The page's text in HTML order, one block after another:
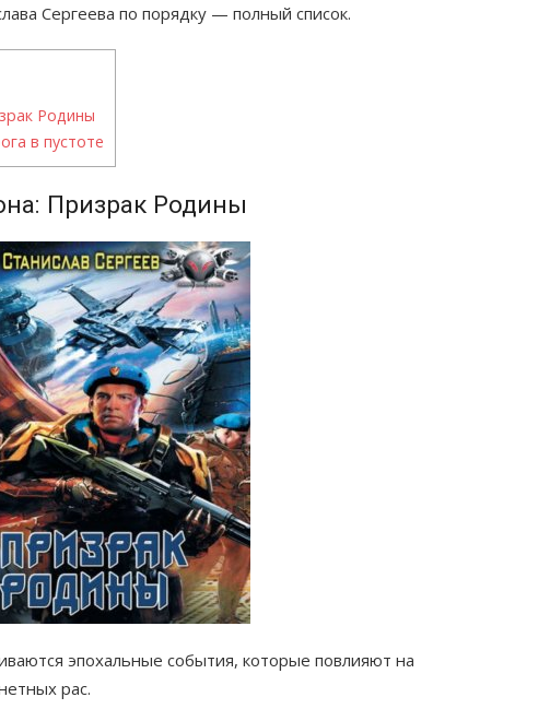
Сергеева по порядку — полный список.
Родины
в пустоте
Призрак Родины
эпохальные события, которые повлияют на
рас.